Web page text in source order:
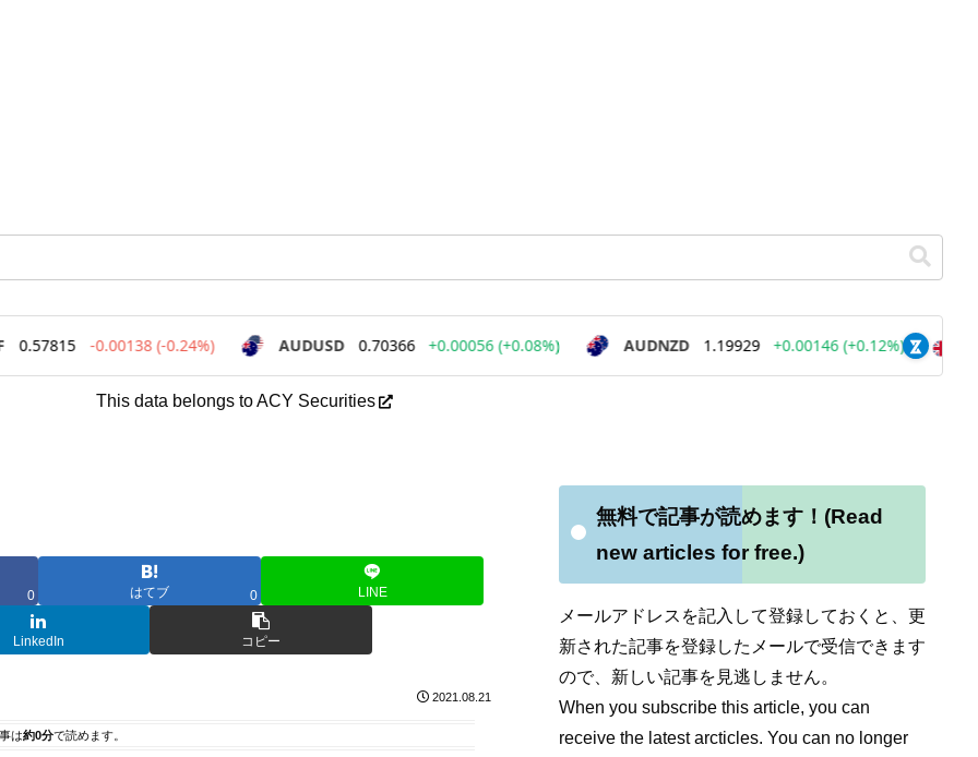
This data belongs to ACY Securities
0 はてブ 0 LINE
LinkedIn コピー
2021.08.21
は約0分で読めます。
無料で記事が読めます！(Read
new articles for free.)
メールアドレスを記入して登録しておくと、更
新された記事を登録したメールで受信できます
ので、新しい記事を見逃しません。
When you subscribe this article, you can
receive the latest arcticles. You can no longer